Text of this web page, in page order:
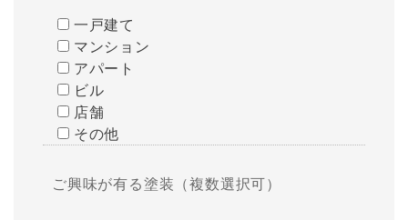
一戸建て
マンション
アパート
ビル
店舗
その他
ご興味が有る塗装（複数選択可）